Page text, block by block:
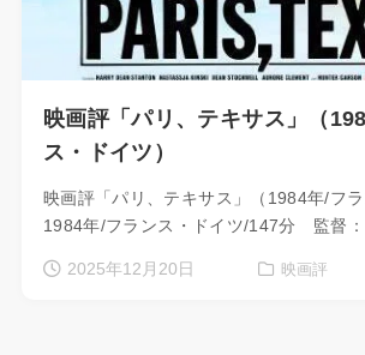
映画評「パリ、テキサス」（
ス・ドイツ）
映画評「パリ、テキサス」（1984年/フラ
1984年/フランス・ドイツ/147分 監督
2025年12月20日 映画評